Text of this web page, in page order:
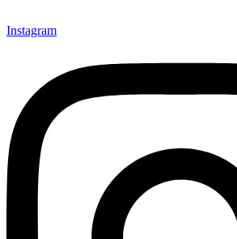
Instagram